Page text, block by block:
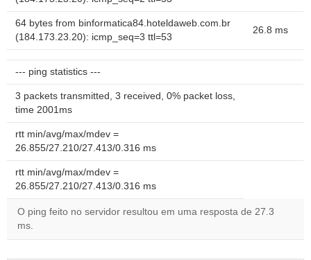
64 bytes from binformatica84.hoteldaweb.com.br
(184.173.23.20): icmp_seq=3 ttl=53
26.8 ms
--- ping statistics ---
3 packets transmitted, 3 received, 0% packet loss,
time 2001ms
rtt min/avg/max/mdev =
26.855/27.210/27.413/0.316 ms
rtt min/avg/max/mdev =
26.855/27.210/27.413/0.316 ms
O ping feito no servidor resultou em uma resposta de 27.3
ms.